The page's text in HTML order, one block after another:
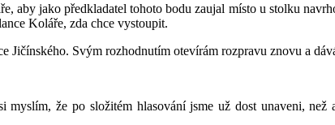
aby jako předkladatel tohoto bodu zaujal místo u stolku
Koláře, zda chce vystoupit.
Jičínského. Svým rozhodnutím otevírám rozpravu znovu a
myslím, že po složitém hlasování jsme už dost unaveni,